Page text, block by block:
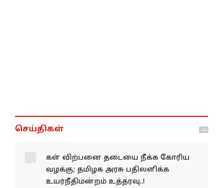
செய்திகள்
கள் விற்பனை தடையை நீக்க கோரிய
வழக்கு; தமிழக அரசு பதிலளிக்க
உயர்நீதிமன்றம் உத்தரவு..!